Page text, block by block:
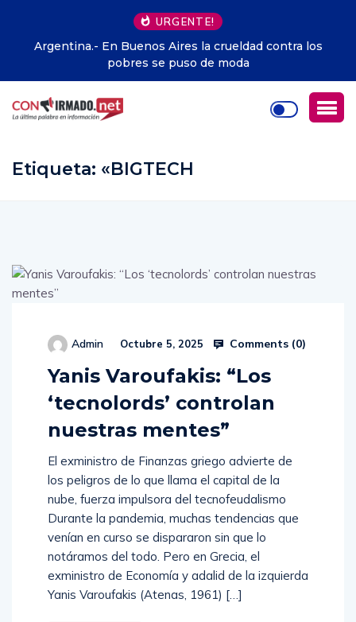
URGENTE!
los
Boca hizo oficial la llegada de Enner Valencia:
arriba a Argentina?
Etiqueta: «BIGTECH
Admin Octubre 5, 2025 Comments (0)
Yanis Varoufakis: “Los
‘tecnolords’ controlan
nuestras mentes”
El exministro de Finanzas griego advierte de
los peligros de lo que llama el capital de la
nube, fuerza impulsora del tecnofeudalismo
Durante la pandemia, muchas tendencias que
venían en curso se dispararon sin que lo
notáramos del todo. Pero en Grecia, el
exministro de Economía y adalid de la izquierda
Yanis Varoufakis (Atenas, 1961) […]